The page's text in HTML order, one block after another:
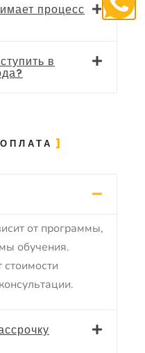
процесс
в
от программы,
обучения.